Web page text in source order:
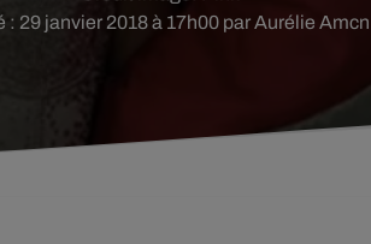
: 29 janvier 2018 à 17h00 par Aurélie Amcn